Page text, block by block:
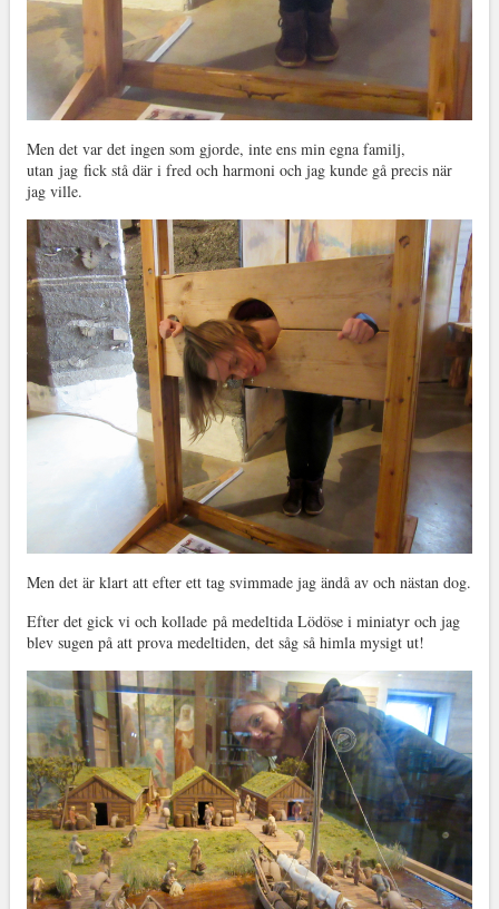
Men det var det ingen som gjorde, inte ens min egna familj,
utan jag fick stå där i fred och harmoni och jag kunde gå precis när
jag ville.
Men det är klart att efter ett tag svimmade jag ändå av och nästan dog.
Efter det gick vi och kollade på medeltida Lödöse i miniatyr och jag
blev sugen på att prova medeltiden, det såg så himla mysigt ut!